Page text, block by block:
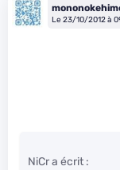
Le 23/10/2012 à
NiCr a écrit :